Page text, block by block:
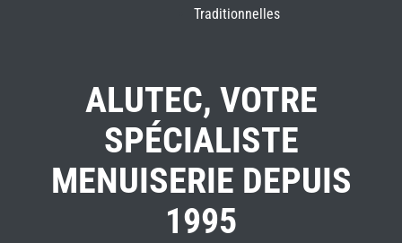
Traditionnelles
ALUTEC, VOTRE
SPÉCIALISTE
MENUISERIE DEPUIS
1995